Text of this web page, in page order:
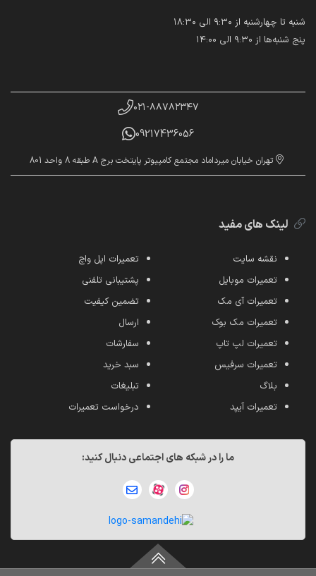
شنبه تا چهارشنبه از ۹:۳۰ الی ۱۸:۳۰
پنج شنبه‌ها از ۹:۳۰ الی ۱۴:۰۰
۰۲۱-۸۸۷۸۲۳۴۷
09217436056
تهران خیابان میرداماد مجتمع کامپیوتر پایتخت برج A طبقه 8 واحد 801
لینک های مفید
نقشه سایت
تعمیرات موبایل
تعمیرات آی مک
تعمیرات مک بوک
تعمیرات لپ تاپ
تعمیرات سرفیس
بلاگ
تعمیرات آیپد
تعمیرات اپل واچ
پشتیبانی تلفنی
تضمین کیفیت
ارسال
سفارشات
سبد خرید
تبلیغات
درخواست تعمیرات
ما را در شبکه های اجتماعی دنبال کنید: